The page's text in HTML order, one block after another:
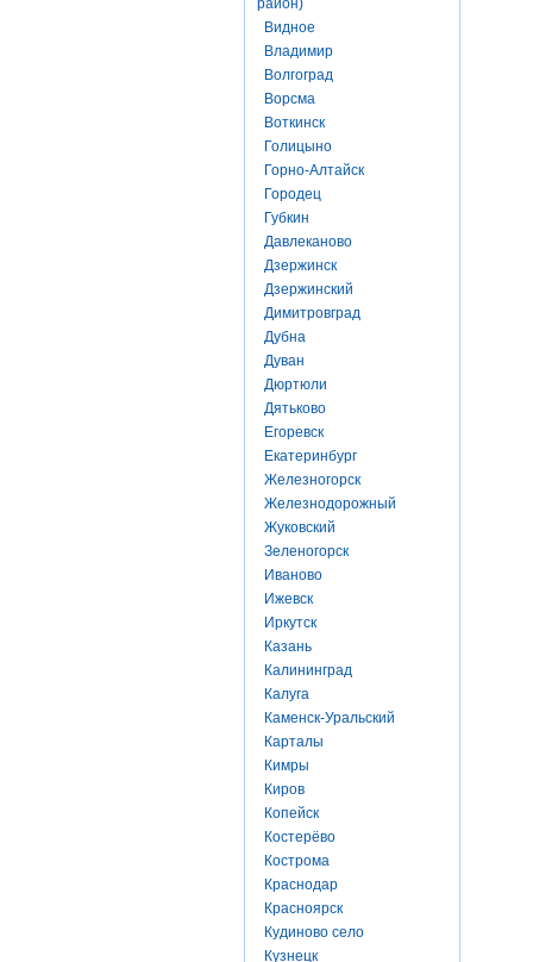
район)
Видное
Владимир
Волгоград
Ворсма
Воткинск
Голицыно
Горно-Алтайск
Городец
Губкин
Давлеканово
Дзержинск
Дзержинский
Димитровград
Дубна
Дуван
Дюртюли
Дятьково
Егоревск
Екатеринбург
Железногорск
Железнодорожный
Жуковский
Зеленогорск
Иваново
Ижевск
Иркутск
Казань
Калининград
Калуга
Каменск-Уральский
Карталы
Кимры
Киров
Копейск
Костерёво
Кострома
Краснодар
Красноярск
Кудиново село
Кузнецк